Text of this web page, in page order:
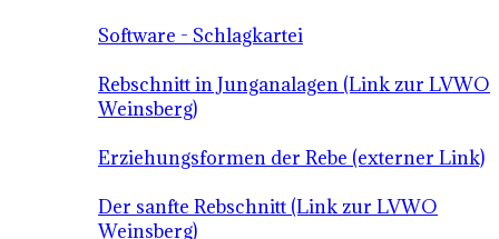
Software - Schlagkartei
Rebschnitt in Junganalagen (Link zur LVWO
Weinsberg)
Erziehungsformen der Rebe (externer Link)
Der sanfte Rebschnitt (Link zur LVWO
Weinsberg)